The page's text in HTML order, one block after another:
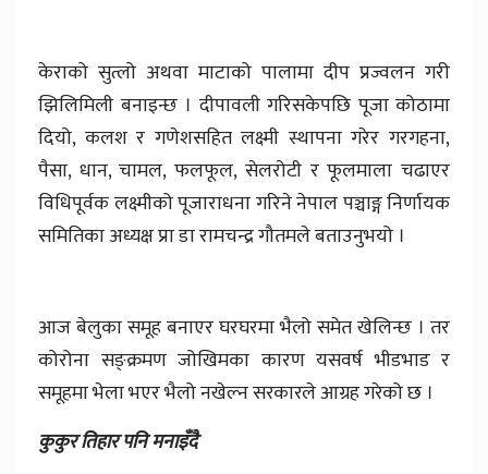
केराको सुत्लो अथवा माटाको पालामा दीप प्रज्वलन गरी
झिलिमिली बनाइन्छ । दीपावली गरिसकेपछि पूजा कोठामा
दियो, कलश र गणेशसहित लक्ष्मी स्थापना गरेर गरगहना,
पैसा, धान, चामल, फलफूल, सेलरोटी र फूलमाला चढाएर
विधिपूर्वक लक्ष्मीको पूजाराधना गरिने नेपाल पञ्चाङ्ग निर्णायक
समितिका अध्यक्ष प्रा डा रामचन्द्र गौतमले बताउनुभयो ।
आज बेलुका समूह बनाएर घरघरमा भैलो समेत खेलिन्छ । तर
कोरोना सङ्क्रमण जोखिमका कारण यसवर्ष भीडभाड र
समूहमा भेला भएर भैलो नखेल्न सरकारले आग्रह गरेको छ ।
कुकुर तिहार पनि मनाइँदै